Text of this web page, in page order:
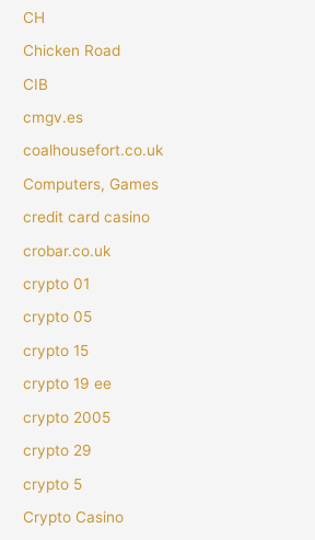
CH
Chicken Road
CIB
cmgv.es
coalhousefort.co.uk
Computers, Games
credit card casino
crobar.co.uk
crypto 01
crypto 05
crypto 15
crypto 19 ee
crypto 2005
crypto 29
crypto 5
Crypto Casino